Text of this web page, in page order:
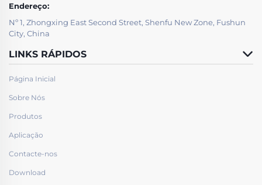
Endereço:
Nº 1, Zhongxing East Second Street, Shenfu New Zone, Fushun
City, China
LINKS RÁPIDOS
Página Inicial
Sobre Nós
Produtos
Aplicação
Contacte-nos
Download